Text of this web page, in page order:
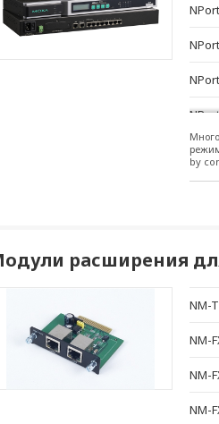
by
расширения
NM-
NM-
NM-
NM-